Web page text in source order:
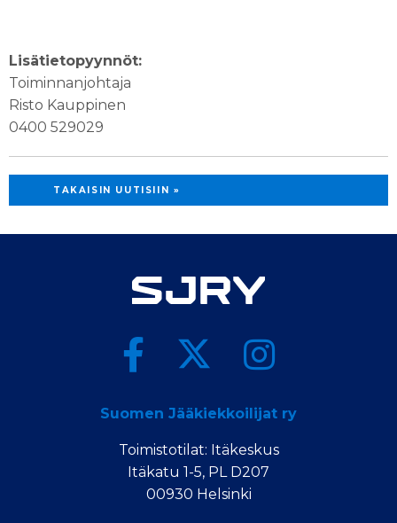
Lisätietopyynnöt:
Toiminnanjohtaja
Risto Kauppinen
0400 529029
TAKAISIN UUTISIIN »
Suomen Jääkiekkoilijat ry
Toimistotilat: Itäkeskus
Itäkatu 1-5, PL D207
00930 Helsinki